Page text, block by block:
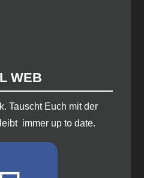
WEB
Tauscht Euch mit der
immer up to date.